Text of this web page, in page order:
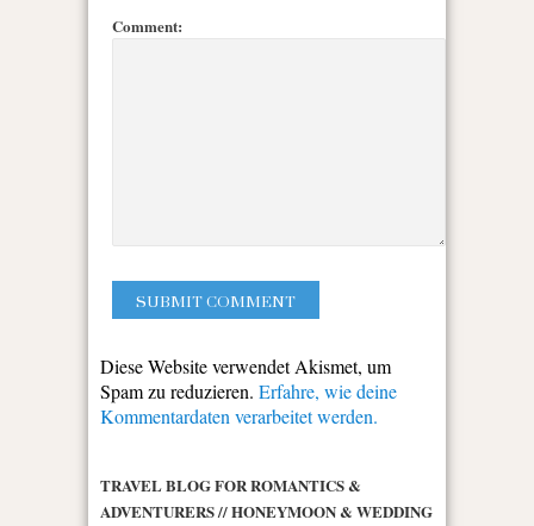
Comment:
Diese Website verwendet Akismet, um
Spam zu reduzieren. Erfahre, wie deine
Kommentardaten verarbeitet werden.
TRAVEL BLOG FOR ROMANTICS &
ADVENTURERS // HONEYMOON & WEDDING